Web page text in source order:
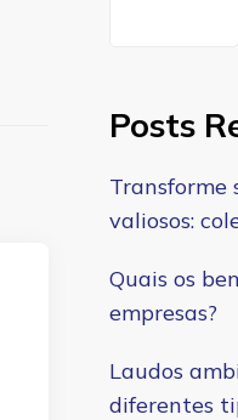
Posts
Transforme
valiosos:
Quais os
empresas?
Laudos
diferentes